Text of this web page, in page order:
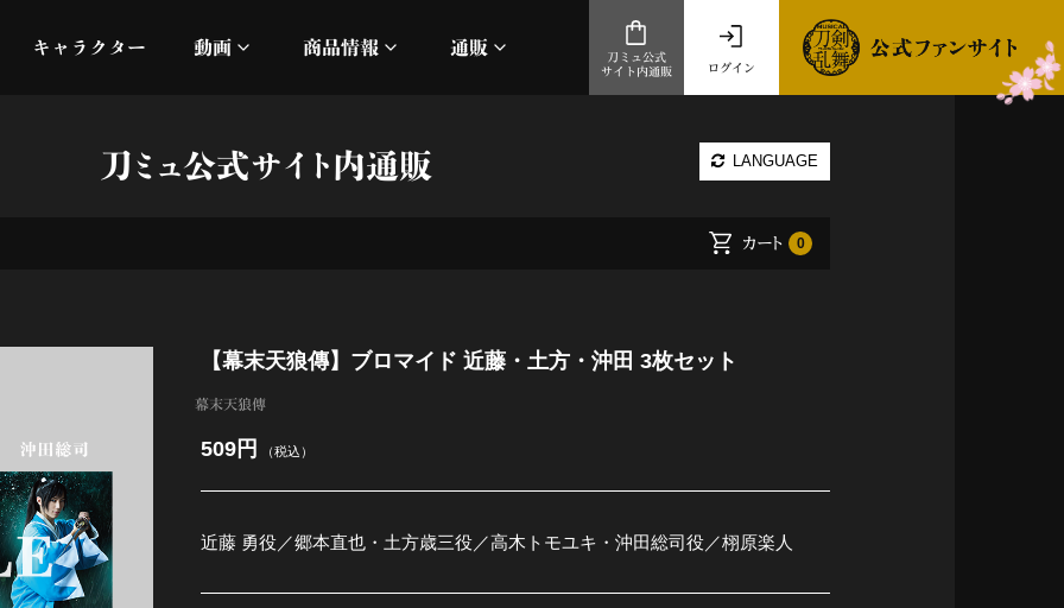
キャラクター 動画
オフィシャルムービー
商品情報
加州清光 単騎出陣 極
静かなる夜半の寝ざめ
通販
ログイン
刀ミュ公式
サイト内通販
刀ミュ公式サイト内通販 LANGUAGE
カート 0
【幕末天狼傳】ブロマイド 近藤・土方・沖田 3枚セット
幕末天狼傳
509円 （税込）
近藤 勇役／郷本直也・土方歳三役／高木トモユキ・沖田総司役／栩原楽人